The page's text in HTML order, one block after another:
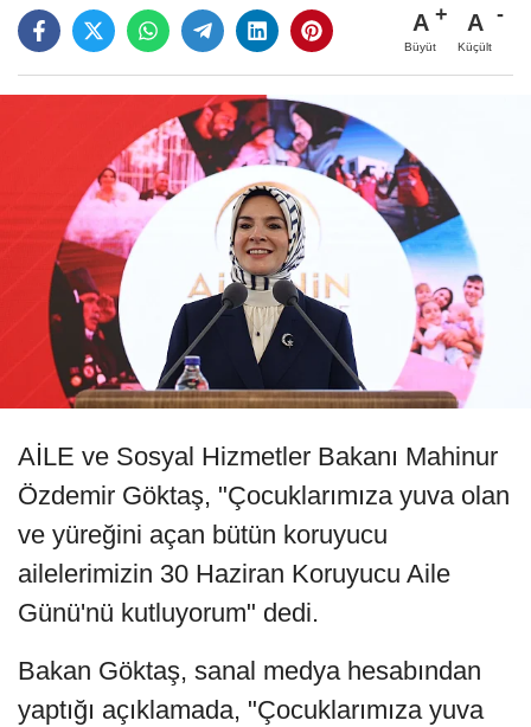
A
Büyüt
A
Küçült
AİLE ve Sosyal Hizmetler Bakanı Mahinur
Özdemir Göktaş, "Çocuklarımıza yuva olan
ve yüreğini açan bütün koruyucu
ailelerimizin 30 Haziran Koruyucu Aile
Günü'nü kutluyorum" dedi.
Bakan Göktaş, sanal medya hesabından
yaptığı açıklamada, "Çocuklarımıza yuva